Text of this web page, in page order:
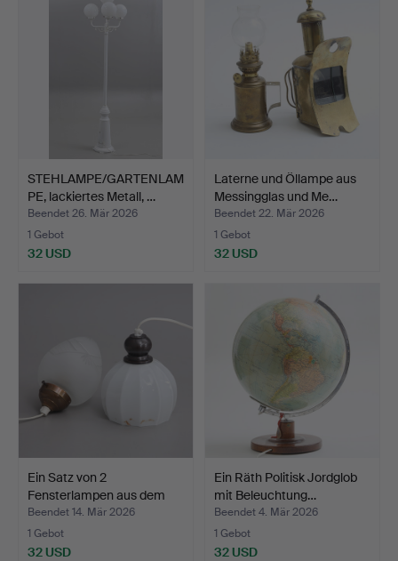
STEHLAMPE/GARTENLAM
PE, lackiertes Metall, …
Beendet 26. Mär 2026
1 Gebot
32 USD
Laterne und Öllampe aus
Messingglas und Me…
Beendet 22. Mär 2026
1 Gebot
32 USD
Ein Satz von 2
Fensterlampen aus dem
20. J…
Beendet 14. Mär 2026
1 Gebot
32 USD
Ein Räth Politisk Jordglob
mit Beleuchtung…
Beendet 4. Mär 2026
1 Gebot
32 USD